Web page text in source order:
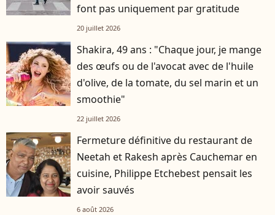
font pas uniquement par gratitude
20 juillet 2026
Shakira, 49 ans : "Chaque jour, je mange
des œufs ou de l'avocat avec de l'huile
d'olive, de la tomate, du sel marin et un
smoothie"
22 juillet 2026
Fermeture définitive du restaurant de
Neetah et Rakesh après Cauchemar en
cuisine, Philippe Etchebest pensait les
avoir sauvés
6 août 2026